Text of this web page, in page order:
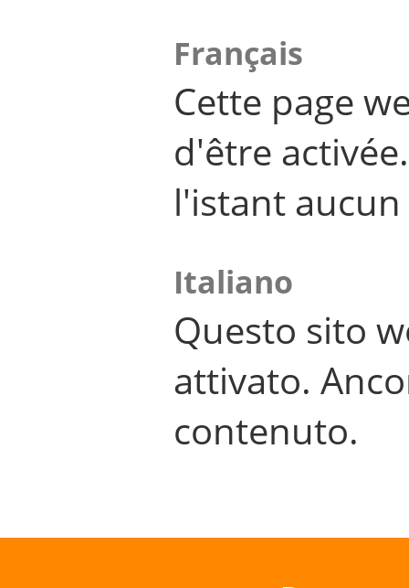
Français
Cette page
d'être
l'istant
Italiano
Questo sito
attivato.
contenuto.